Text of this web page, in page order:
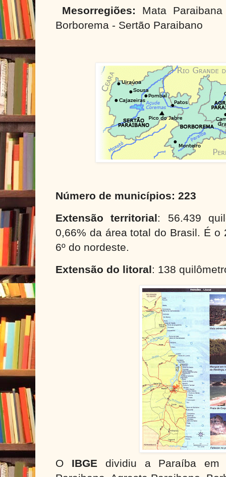
Mesorregiões:
Mata
Borborema - Sertão Paraibano
Número de municípios: 223
Extensão territorial: 56.439
0,66% da área total do Brasil. É o
6º do nordeste.
Extensão do litoral : 138
O IBGEdividiu a Paraíba em